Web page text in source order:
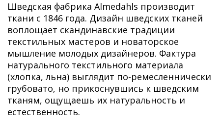
Шведская фабрика Almedahls производит
ткани с 1846 года. Дизайн шведских тканей
воплощает скандинавские традиции
текстильных мастеров и новаторское
мышление молодых дизайнеров. Фактура
натурального текстильного материала
(хлопка, льна) выглядит по-ремесленнически
грубовато, но прикоснувшись к шведским
тканям, ощущаешь их натуральность и
естественность.